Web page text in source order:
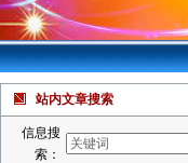
站内文章搜索
信息搜
索：